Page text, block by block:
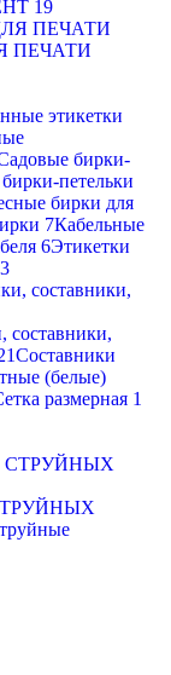
19
ПЕЧАТИ
бирки-
петельки
бирки для
7Кабельные
6Этикетки
3
составники,
Составники
(белые)
размерная 1